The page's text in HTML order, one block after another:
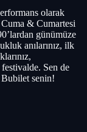
olarak
& Cumartesi
günümüze
anılarınız, ilk
Sen de
senin!